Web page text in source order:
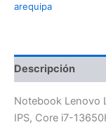
arequipa
Descripción
Notebook Lenovo
IPS, Core i7-